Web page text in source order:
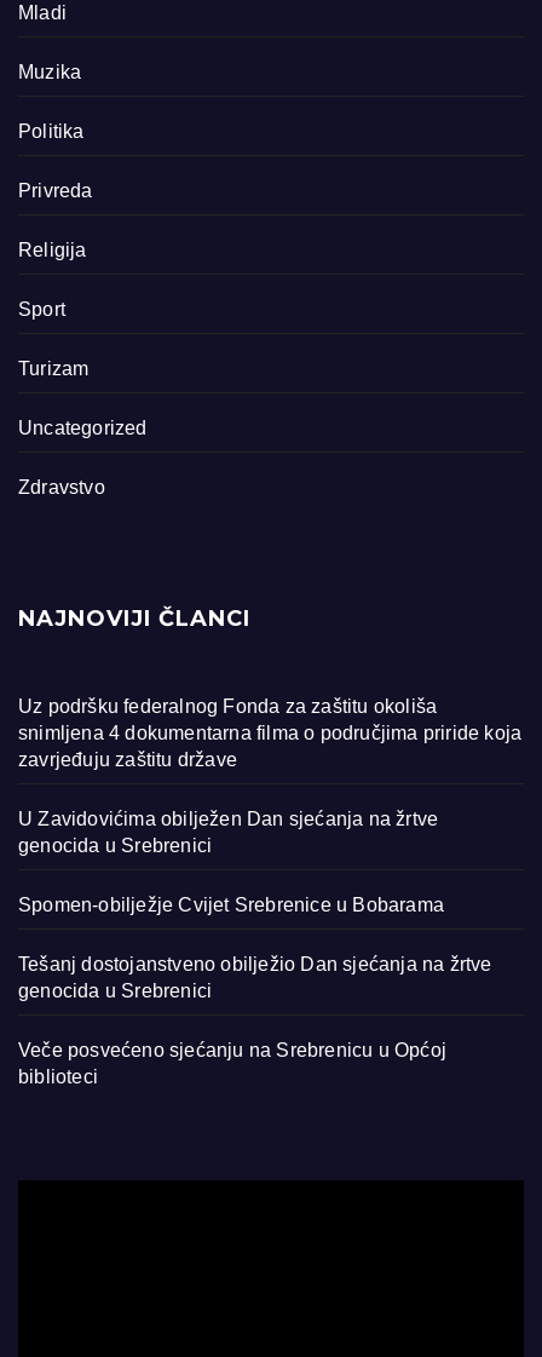
Mladi
Muzika
Politika
Privreda
Religija
Sport
Turizam
Uncategorized
Zdravstvo
NAJNOVIJI ČLANCI
Uz podršku federalnog Fonda za zaštitu okoliša
snimljena 4 dokumentarna filma o područjima priride koja
zavrjeđuju zaštitu države
U Zavidovićima obilježen Dan sjećanja na žrtve
genocida u Srebrenici
Spomen-obilježje Cvijet Srebrenice u Bobarama
Tešanj dostojanstveno obilježio Dan sjećanja na žrtve
genocida u Srebrenici
Veče posvećeno sjećanju na Srebrenicu u Općoj
biblioteci